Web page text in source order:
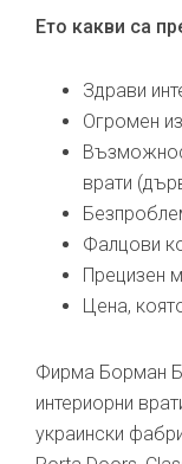
Ето какви са
Здрави
Огромен
врати
Фалцови
Прецизен
Цена,
Фирма Борман
интериорни
украински